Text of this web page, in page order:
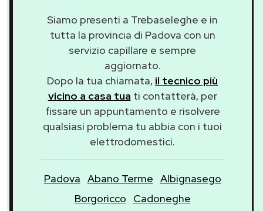
Siamo presenti a Trebaseleghe e in
tutta la provincia di Padova con un
servizio capillare e sempre
aggiornato.
Dopo la tua chiamata, il tecnico più
vicino a casa tua ti contatterà, per
fissare un appuntamento e risolvere
qualsiasi problema tu abbia con i tuoi
elettrodomestici.
Padova Abano Terme Albignasego
Borgoricco
Cadoneghe